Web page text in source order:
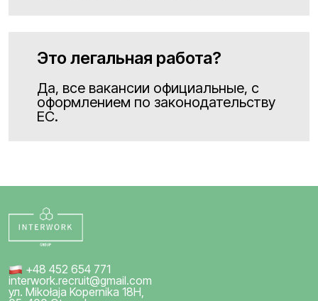
Это легальная работа?
Да, все вакансии официальные, с
оформлением по законодательству
ЕС.
+48 452 654 771
interwork.recruit@gmail.com
ул. Mikołaja Kopernika 18H,